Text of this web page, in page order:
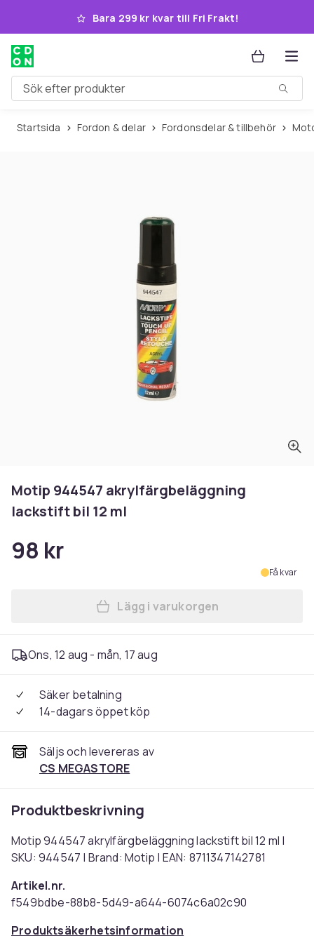
Hoppa till huvudinnehållet
Bara 299 kr kvar till Fri Frakt!
Sök efter produkter
Startsida Fordon & delar Fordonsdelar & tillbehör
Motip 944547 akrylfärgbeläggning
lackstift bil 12 ml
98 kr
Få kvar
Lägg till Motip 944547
Lägg i varukorgen
Ons, 12 aug - mån, 17 aug
Säker betalning
14-dagars öppet köp
Säljs och levereras av
CS MEGASTORE
Produktbeskrivning
Motip 944547 akrylfärgbeläggning lackstift bil 12 ml |
SKU: 944547 | Brand: Motip | EAN: 8711347142781
Artikel.nr.
f549bdbe-88b8-5d49-a644-6074c6a02c90
Produktsäkerhetsinformation